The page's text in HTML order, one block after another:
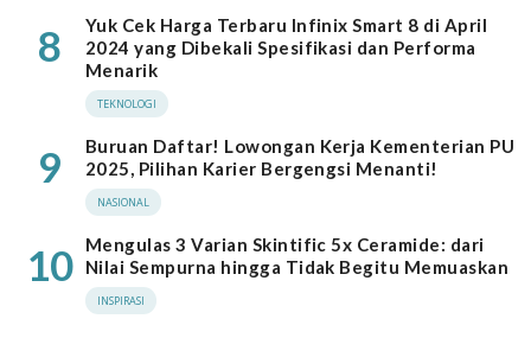
8
Yuk Cek Harga Terbaru Infinix Smart 8 di April
2024 yang Dibekali Spesifikasi dan Performa
Menarik
TEKNOLOGI
9
Buruan Daftar! Lowongan Kerja Kementerian PU
2025, Pilihan Karier Bergengsi Menanti!
NASIONAL
10
Mengulas 3 Varian Skintific 5x Ceramide: dari
Nilai Sempurna hingga Tidak Begitu Memuaskan
INSPIRASI